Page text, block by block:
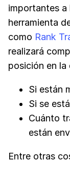
importantes a
herramienta
como Rank
realizará
posición en
Si están
Si se
Cuánto
están
Entre otras